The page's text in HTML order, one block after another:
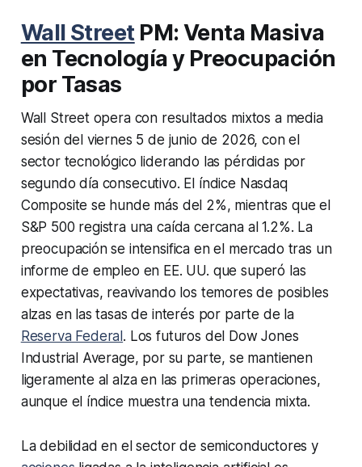
Wall StreetPM: Venta Masiva
en Tecnología y Preocupación
por Tasas
Wall Street opera con resultados mixtos a media
sesión del viernes 5 de junio de 2026, con el
sector tecnológico liderando las pérdidas por
segundo día consecutivo. El índice Nasdaq
Composite se hunde más del 2%, mientras que el
S&P 500 registra una caída cercana al 1.2%. La
preocupación se intensifica en el mercado tras un
informe de empleo en EE. UU. que superó las
expectativas, reavivando los temores de posibles
alzas en las tasas de interés por parte de la
Reserva Federal . Los futuros del Dow Jones
Industrial Average, por su parte, se mantienen
ligeramente al alza en las primeras operaciones,
aunque el índice muestra una tendencia mixta.
La debilidad en el sector de semiconductores y